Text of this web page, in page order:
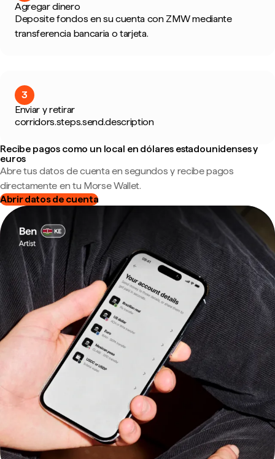
Agregar dinero
Deposite fondos en su cuenta con ZMW mediante
transferencia bancaria o tarjeta.
3
Enviar y retirar
corridors.steps.send.description
Recibe pagos como un local en dólares estadounidenses y
euros
Abre tus datos de cuenta en segundos y recibe pagos
directamente en tu Morse Wallet.
Abrir datos de cuenta